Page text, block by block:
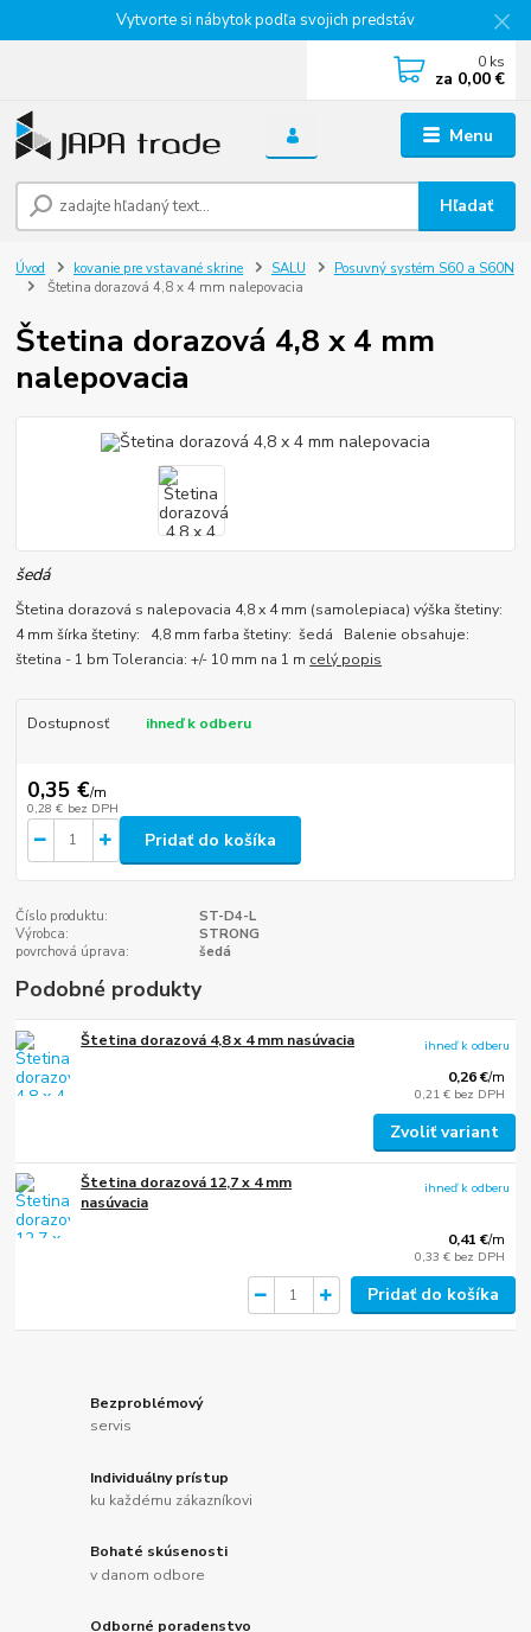
Vytvorte si nábytok podľa svojich predstáv
Menu
Hľadať
0 ks
za 0,00 €
Úvod kovanie pre vstavané skrine SALU
Posuvný systém S60 a S60N
Štetina dorazová 4,8 x 4 mm nalepovacia
Štetina dorazová 4,8 x 4 mm
nalepovacia
šedá
Štetina dorazová s nalepovacia 4,8 x 4 mm (samolepiaca) výška štetiny:
4 mm šírka štetiny: 4,8 mm farba štetiny: šedá Balenie obsahuje:
štetina - 1 bm Tolerancia: +/- 10 mm na 1 m celý popis
Dostupnosť ihneď k odberu
0,35 €/m
0,28 € bez DPH
Pridať do košíka
Číslo produktu:
ST-D4-L
Výrobca:
STRONG
povrchová úprava:
šedá
Podobné produkty
Štetina dorazová 4,8 x 4 mm nasúvacia
0,26 €/m
0,21 € bez DPH
ihneď k odberu
Zvoliť variant
Štetina dorazová 12,7 x 4 mm
nasúvacia
0,41 €/m
0,33 € bez DPH
ihneď k odberu
Pridať do košíka
Bezproblémový
servis
Individuálny prístup
ku každému zákazníkovi
Bohaté skúsenosti
v danom odbore
Odborné poradenstvo